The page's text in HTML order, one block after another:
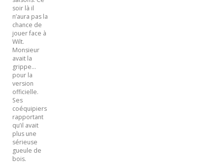
soir là il
n’aura pas la
chance de
jouer face à
Wilt.
Monsieur
avait la
grippe…
pour la
version
officielle.
Ses
coéquipiers
rapportant
qu’il avait
plus une
sérieuse
gueule de
bois.